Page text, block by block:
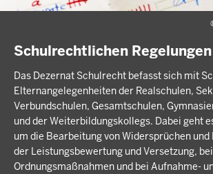
Schulrechtlichen Regelungen
Das Dezernat Schulrecht befasst sich mit
Elternangelegenheiten der Realschulen,
Verbundschulen, Gesamtschulen,
und der Weiterbildungskollegs. Dabei geht
um die Bearbeitung von Widersprüchen
der Leistungsbewertung und Versetzung, bei
Ordnungsmaßnahmen und bei Aufnahme-